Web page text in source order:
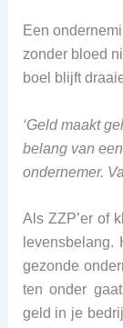
Een
zonder bloed
boel blijft
‘Geld maakt
belang van
ondernemer.
Als ZZP’er of
gezonde
ten onder
geld in je